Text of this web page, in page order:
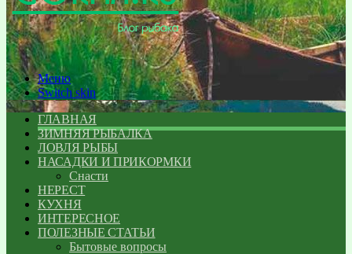
Меню
Switch skin
ГЛАВНАЯ
ЗИМНЯЯ РЫБАЛКА
ЛОВЛЯ РЫБЫ
НАСАДКИ И ПРИКОРМКИ
Снасти
НЕРЕСТ
КУХНЯ
ИНТЕРЕСНОЕ
ПОЛЕЗНЫЕ СТАТЬИ
Бытовые вопросы